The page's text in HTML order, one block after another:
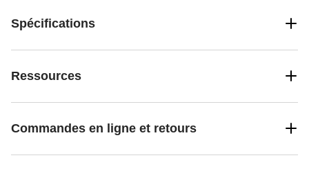
Spécifications
Ressources
Commandes en ligne et retours